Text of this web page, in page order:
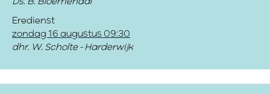
Eredienst
zondag 16 augustus 09:30
dhr. W. Scholte - Harderwijk